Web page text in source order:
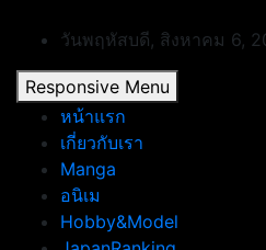
content
วันพฤหัสบดี, สิงหาคม 6,
Responsive Menu
หน้าแรก
เกี่ยวกับเรา
Manga
อนิเม
Hobby&Model